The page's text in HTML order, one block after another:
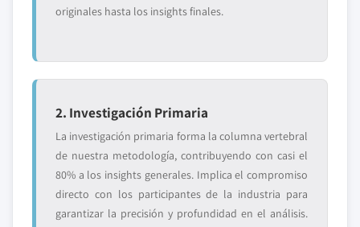
originales hasta los insights finales.
2. Investigación Primaria
La investigación primaria forma la columna vertebral
de nuestra metodología, contribuyendo con casi el
80% a los insights generales. Implica el compromiso
directo con los participantes de la industria para
garantizar la precisión y profundidad en el análisis.